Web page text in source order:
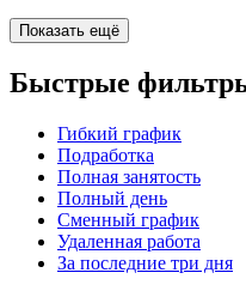
Показать ещё
Быстрые
Гибкий график
Подработка
Полная занятость
Полный день
Сменный график
Удаленная работа
За последние три дня